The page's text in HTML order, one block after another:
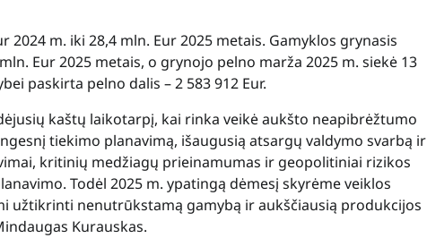
m. iki 28,4 mln. Eur 2025 metais. Gamyklos grynasis
Eur 2025 metais, o grynojo pelno marža 2025 m. siekė 13
paskirta pelno dalis – 2 583 912 Eur.
kaštų laikotarpį, kai rinka veikė aukšto neapibrėžtumo
tiekimo planavimą, išaugusią atsargų valdymo svarbą ir
kritinių medžiagų prieinamumas ir geopolitiniai rizikos
Todėl 2025 m. ypatingą dėmesį skyrėme veiklos
užtikrinti nenutrūkstamą gamybą ir aukščiausią produkcijos
Kurauskas.